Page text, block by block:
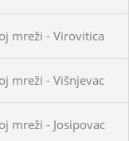
mreži - Virovitica
mreži - Višnjevac
mreži - Josipovac